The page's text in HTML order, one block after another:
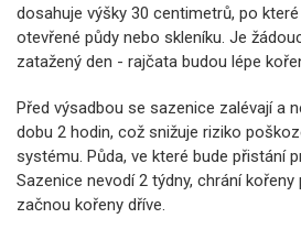
dosahuje výšky 30 centimetrů, po
otevřené půdy nebo skleníku. Je
zatažený den - rajčata budou lépe
Před výsadbou se sazenice zalévají a
dobu 2 hodin, což snižuje riziko
systému. Půda, ve které bude přistání
Sazenice nevodí 2 týdny, chrání
začnou kořeny dříve.